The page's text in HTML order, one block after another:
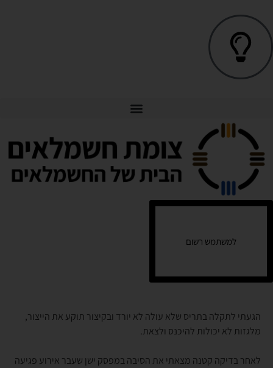
למשתמש רשום
הגעתי לתקלה בתריס שלא עולה לא יורד ובקיצור תוקע את הייצור,
מלגזות לא יכולות להיכנס ולצאת.
לאחר בדיקה קטנה מצאתי את הסיבה במפסק ישן שעבר אירוע פגיעה